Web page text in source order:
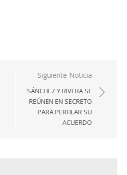
Siguiente Noticia
SÁNCHEZ Y RIVERA SE
REÚNEN EN SECRETO
PARA PERFILAR SU
ACUERDO